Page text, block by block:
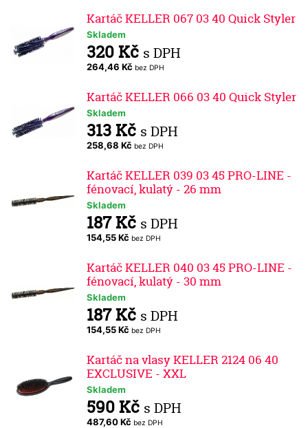
Kartáč KELLER 067 03 40 Quick Styler
Skladem
320 Kč s DPH
264,46 Kč bez DPH
Kartáč KELLER 066 03 40 Quick Styler
Skladem
313 Kč s DPH
258,68 Kč bez DPH
Kartáč KELLER 039 03 45 PRO-LINE -
fénovací, kulatý - 26 mm
Skladem
187 Kč s DPH
154,55 Kč bez DPH
Kartáč KELLER 040 03 45 PRO-LINE -
fénovací, kulatý - 30 mm
Skladem
187 Kč s DPH
154,55 Kč bez DPH
Kartáč na vlasy KELLER 2124 06 40
EXCLUSIVE - XXL
Skladem
590 Kč s DPH
487,60 Kč bez DPH